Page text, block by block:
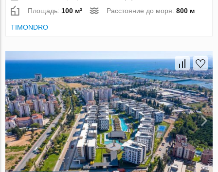
Площадь: 100 м² Расстояние до моря:800 м
TIMONDRO